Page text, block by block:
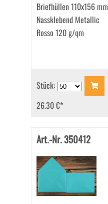
Briefhüllen 110x156 mm
Nassklebend Metallic
Rosso 120 g/qm
Stück:
26.30 €*
Art.-Nr. 350412